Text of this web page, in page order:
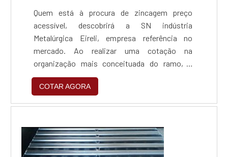
Quem está à procura de zincagem preço
acessível, descobrirá a SN indústria
Metalúrgica Eireli, empresa referência no
mercado. Ao realizar uma cotação na
organização mais conceituada do ramo, o
cliente contará com serviços de excelência e o
suporte de especialistas para sanar eventuais
dúvidas.ZINCAGEM PREÇO JUSTO E
acessível em uma empresa que preza pela
segurança, encontra na internet a SN indús...
COTAR AGORA